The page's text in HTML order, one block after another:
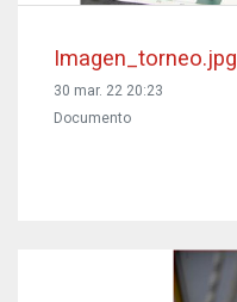
Imagen_torneo.jpg
30 mar. 22 20:23
Documento